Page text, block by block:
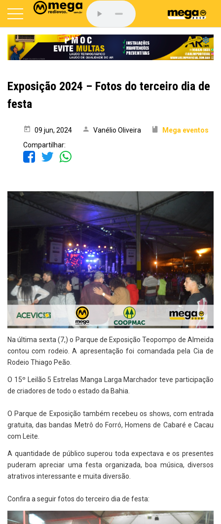
Exposição 2024 – Fotos do terceiro dia de
festa
09 jun, 2024 Vanélio Oliveira
Mega eventos
Compartilhar:
Na última sexta (7,) o Parque de Exposição Teopompo de Almeida
contou com rodeio. A apresentação foi comandada pela Cia de
Rodeio Thiago Peão.
O 15º Leilão 5 Estrelas Manga Larga Marchador teve participação
de criadores de todo o estado da Bahia.
O Parque de Exposição também recebeu os shows, com entrada
gratuita, das bandas Metrô do Forró, Homens de Cabaré e Cacau
com Leite.
A quantidade de público superou toda expectava e os presentes
puderam apreciar uma festa organizada, boa música, diversos
atrativos interessante e muita diversão.
Confira a seguir fotos do terceiro dia de festa: